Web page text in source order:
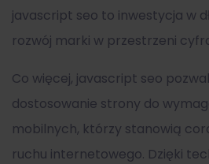
javascript seo to inwestycja w
rozwój marki w przestrzeni
Co więcej, javascript seo
dostosowanie strony do
mobilnych, którzy stanowią
ruchu internetowego. Dzięki